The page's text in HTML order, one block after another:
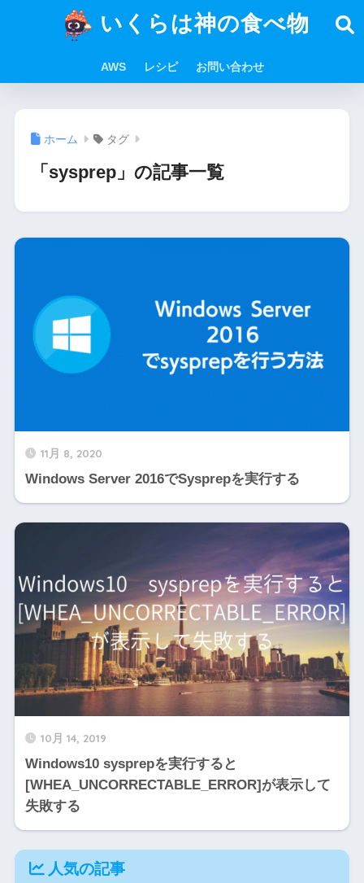
いくらは神の食べ物
AWS レシピ お問い合わせ
ホーム タグ
「sysprep」の記事一覧
11月 8, 2020
Windows Server 2016でSysprepを実行する
10月 14, 2019
Windows10 sysprepを実行すると
[WHEA_UNCORRECTABLE_ERROR]が表示して
失敗する
人気の記事